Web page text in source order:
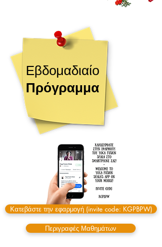
Εβδομαδιαίο
Πρόγραμμα
Κατεβάστε την εφαρμογή (invite code: KGPBPW)
Περιγραφές Μαθημάτων